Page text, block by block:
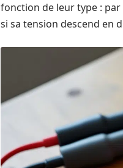
fonction de leur type :
si sa tension descend en